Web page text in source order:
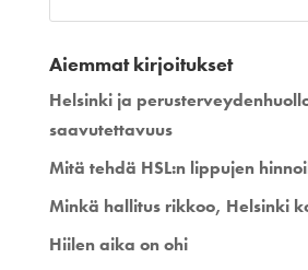
Aiemmat kirjoitukset
Helsinki ja
saavutettavuus
Mitä tehdä HSL:n lippujen
Minkä hallitus rikkoo, Helsinki
Hiilen aika on ohi